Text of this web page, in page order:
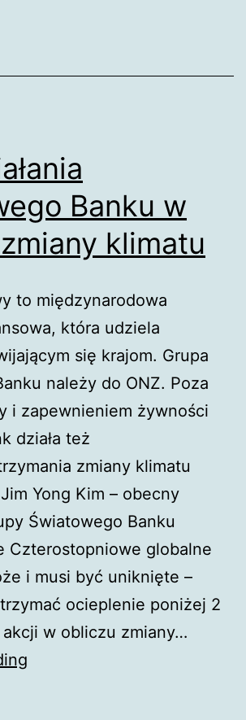
Banku w
klimatu
to międzynarodowa
która udziela
się krajom. Grupa
należy do ONZ. Poza
i zapewnieniem żywności
działa też
zmiany klimatu
Yong Kim – obecny
Światowego Banku
Czterostopniowe globalne
i musi być uniknięte –
ocieplenie poniżej 2
w obliczu zmiany…